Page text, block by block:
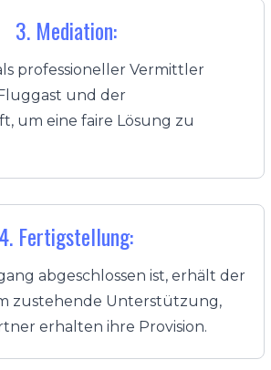
3. Mediation:
professioneller Vermittler
und der
um eine faire Lösung zu
4. Fertigstellung:
abgeschlossen ist, erhält der
zustehende Unterstützung,
erhalten ihre Provision.